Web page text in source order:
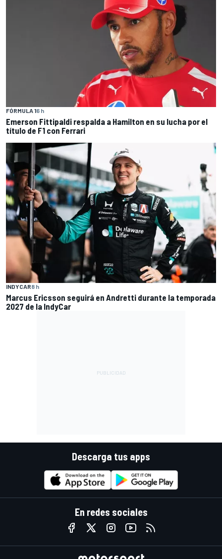
FÓRMULA 16 h
Emerson Fittipaldi respalda a Hamilton en su lucha por el
título de F1 con Ferrari
INDYCAR8 h
Marcus Ericsson seguirá en Andretti durante la temporada
2027 de la IndyCar
Descarga tus apps
En redes sociales